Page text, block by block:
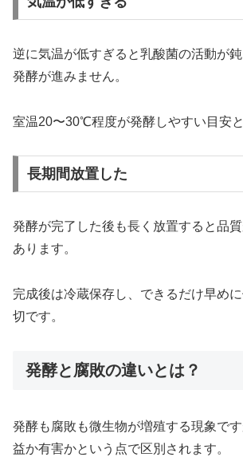
逆に気温が低すぎると乳酸菌の活動が
発酵が進みません。
室温20〜30℃程度が発酵しやすい目安と
長期間放置した
発酵が完了した後も長く放置すると品
あります。
完成後は冷蔵保存し、できるだけ早め
切です。
発酵と腐敗の違いとは？
発酵も腐敗も微生物が増殖する現象で
益か有害かという点で区別されます。